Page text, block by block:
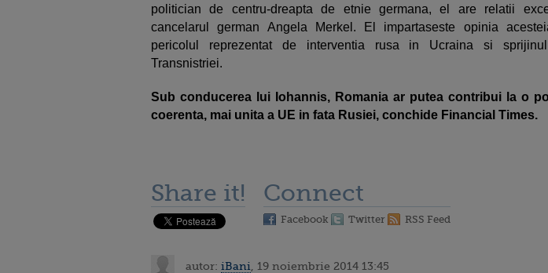
politician de centru-dreapta de etnie germana, el are relatii
cancelarul german Angela Merkel. El impartaseste opinia
pericolul reprezentat de interventia rusa in Ucraina si
Transnistriei.
Sub conducerea lui Iohannis, Romania ar putea contribui la o
coerenta, mai unita a UE in fata Rusiei, conchide Financial Times.
Share it! Connect
Facebook Twitter RSS Feed
autor: iBani , 19 noiembrie 2014 13:45